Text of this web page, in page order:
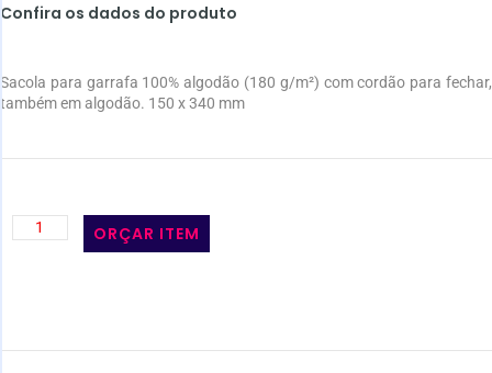
Confira os dados do produto
Sacola para garrafa 100% algodão (180 g/m²) com cordão para fechar,
também em algodão. 150 x 340 mm
ORÇAR ITEM